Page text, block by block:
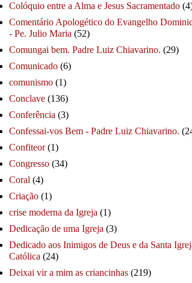
Colóquio entre a Alma e Jesus Sacramentado
Comentário Apologético do Evangelho
- Pe. Julio Maria (52)
Comungai bem. Padre Luiz Chiavarino. (29)
Comunicado (6)
comunismo (1)
Conclave (136)
Conferência (3)
Confessai-vos Bem - Padre Luiz Chiavarino.
Confiteor (1)
Congresso (34)
Coral (4)
Criação (1)
crise moderna da Igreja (1)
Dedicação de uma Igreja (3)
Dedicado aos Inimigos de Deus e da Santa
Católica (24)
Deixai vir a mim as criancinhas (219)